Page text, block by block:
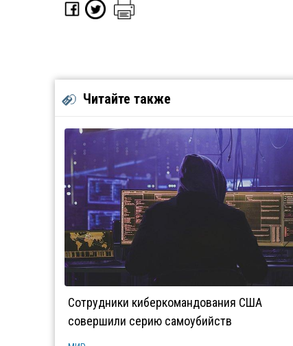
Читайте также
Сотрудники киберкомандования США
совершили серию самоубийств